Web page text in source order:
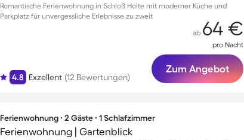
Romantische Ferienwohnung in Schloß Holte mit moderner Küche und
Parkplatz für unvergessliche Erlebnisse zu zweit
4.8 Exzellent (12 Bewertungen)
ab 64 €
pro Nacht
Zum Angebot
Ferienwohnung ∙ 2 Gäste ∙ 1 Schlafzimmer
Ferienwohnung | Gartenblick